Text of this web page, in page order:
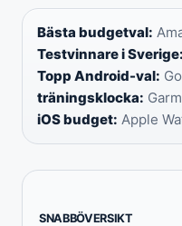
Bästa budgetval:
Testvinnare i Sverige:
Topp Android-val:
träningsklocka:
iOS budget: Apple
SNABBÖVERSIKT